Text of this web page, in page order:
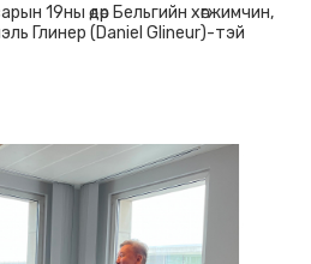
19ны өдөр Бельгийн хөгжимчин,
Глинер (Daniel Glineur)-тэй